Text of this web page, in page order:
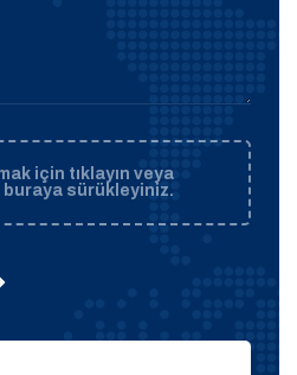
için tıklayın veya
buraya sürükleyiniz.